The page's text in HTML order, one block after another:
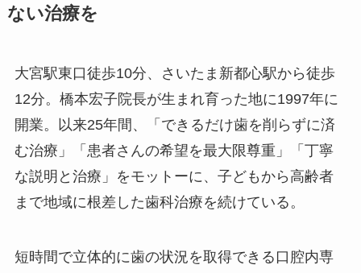
ない治療を
大宮駅東口徒歩10分、さいたま新都心駅から徒歩
12分。橋本宏子院長が生まれ育った地に1997年に
開業。以来25年間、「できるだけ歯を削らずに済
む治療」「患者さんの希望を最大限尊重」「丁寧
な説明と治療」をモットーに、子どもから高齢者
まで地域に根差した歯科治療を続けている。
短時間で立体的に歯の状況を取得できる口腔内専